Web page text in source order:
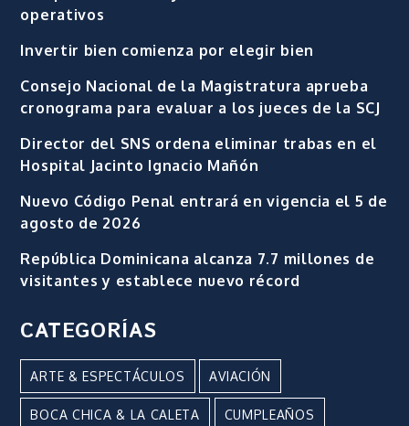
operativos
Invertir bien comienza por elegir bien
Consejo Nacional de la Magistratura aprueba
cronograma para evaluar a los jueces de la SCJ
Director del SNS ordena eliminar trabas en el
Hospital Jacinto Ignacio Mañón
Nuevo Código Penal entrará en vigencia el 5 de
agosto de 2026
República Dominicana alcanza 7.7 millones de
visitantes y establece nuevo récord
CATEGORÍAS
ARTE & ESPECTÁCULOS AVIACIÓN
BOCA CHICA & LA CALETA CUMPLEAÑOS